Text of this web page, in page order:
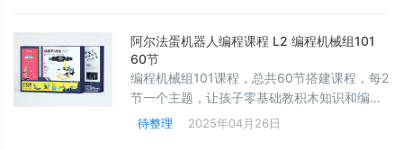
阿尔法蛋机器人编程课程 L2 编程机械组101
60节
编程机械组101课程，总共60节搭建课程，每2
节一个主题，让孩子零基础教积木知识和编程
控制。学习：齿轮加速、减速、垂直啮合、杠
待整理 2025年04月26日